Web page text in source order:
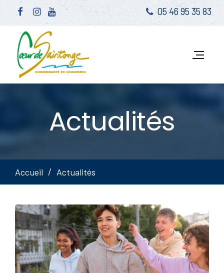
05 46 95 35 83
Actualités
Accueil Actualités